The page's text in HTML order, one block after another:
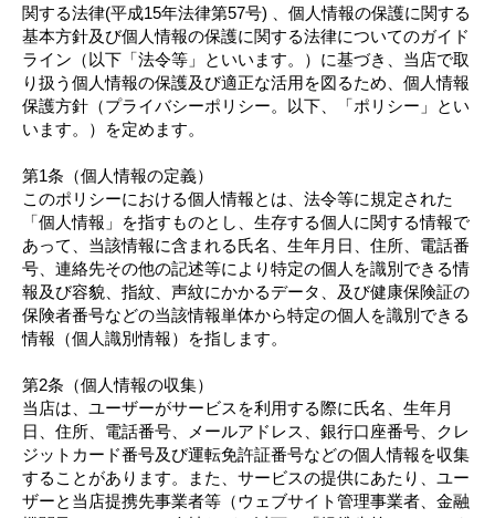
関する法律(平成15年法律第57号) 、個人情報の保護に関する
基本方針及び個人情報の保護に関する法律についてのガイド
ライン（以下「法令等」といいます。）に基づき、当店で取
り扱う個人情報の保護及び適正な活用を図るため、個人情報
保護方針（プライバシーポリシー。以下、「ポリシー」とい
います。）を定めます。
第1条（個人情報の定義）
このポリシーにおける個人情報とは、法令等に規定された
「個人情報」を指すものとし、生存する個人に関する情報で
あって、当該情報に含まれる氏名、生年月日、住所、電話番
号、連絡先その他の記述等により特定の個人を識別できる情
報及び容貌、指紋、声紋にかかるデータ、及び健康保険証の
保険者番号などの当該情報単体から特定の個人を識別できる
情報（個人識別情報）を指します。
第2条（個人情報の収集）
当店は、ユーザーがサービスを利用する際に氏名、生年月
日、住所、電話番号、メールアドレス、銀行口座番号、クレ
ジットカード番号及び運転免許証番号などの個人情報を収集
することがあります。また、サービスの提供にあたり、ユー
ザーと当店提携先事業者等（ウェブサイト管理事業者、金融